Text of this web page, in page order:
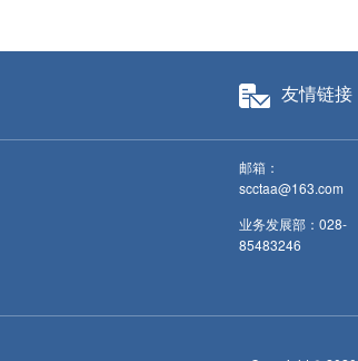
友情链接
邮箱：
scctaa@163.com
业务发展部：028-
85483246